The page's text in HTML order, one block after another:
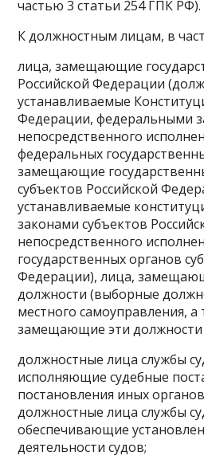
частью 3 статьи 254 ГПК РФ).
К должностным лицам, в
лица, замещающие
Российской Федерации
устанавливаемые
Федерации, федеральными
непосредственного
федеральных
замещающие
субъектов Российской
устанавливаемые
законами субъектов
непосредственного
государственных органов
Федерации), лица,
должности (выборные
местного самоуправления, а
замещающие эти должности
должностные лица службы
исполняющие судебные
постановления иных
должностные лица службы
обеспечивающие
деятельности судов;